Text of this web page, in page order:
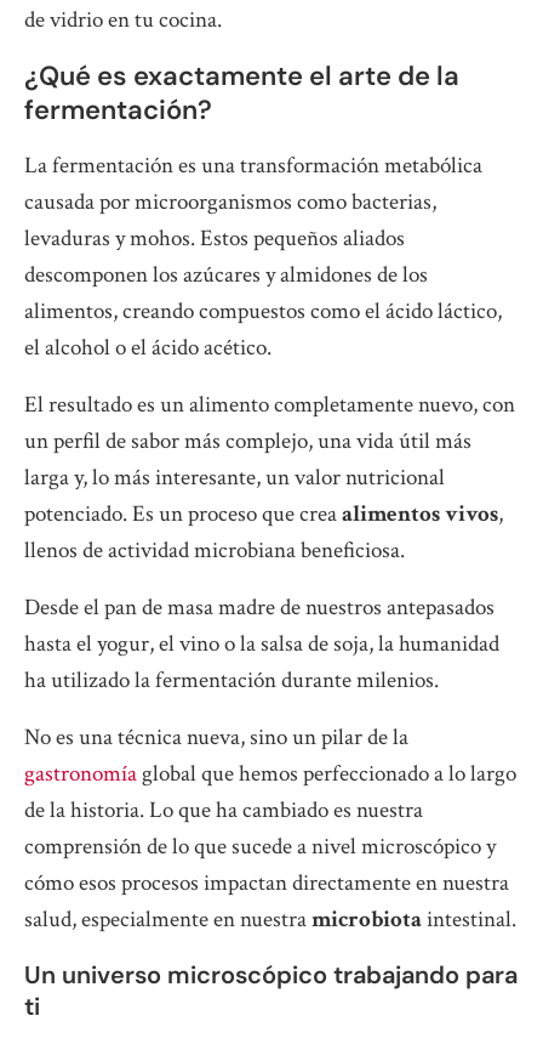
de vidrio en tu cocina.
¿Qué es exactamente el arte de la
fermentación?
La fermentación es una transformación metabólica
causada por microorganismos como bacterias,
levaduras y mohos. Estos pequeños aliados
descomponen los azúcares y almidones de los
alimentos, creando compuestos como el ácido láctico,
el alcohol o el ácido acético.
El resultado es un alimento completamente nuevo, con
un perfil de sabor más complejo, una vida útil más
larga y, lo más interesante, un valor nutricional
potenciado. Es un proceso que creaalimentos vivos,
llenos de actividad microbiana beneficiosa.
Desde el pan de masa madre de nuestros antepasados
hasta el yogur, el vino o la salsa de soja, la humanidad
ha utilizado la fermentación durante milenios.
No es una técnica nueva, sino un pilar de la
gastronomíaglobal que hemos perfeccionado a lo largo
de la historia. Lo que ha cambiado es nuestra
comprensión de lo que sucede a nivel microscópico y
cómo esos procesos impactan directamente en nuestra
salud, especialmente en nuestramicrobiotaintestinal.
Un universo microscópico trabajando para
ti